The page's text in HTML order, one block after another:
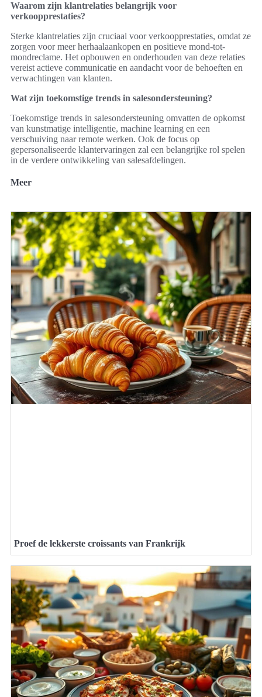
Waarom zijn klantrelaties belangrijk voor
verkoopprestaties?
Sterke klantrelaties zijn cruciaal voor verkoopprestaties, omdat ze
zorgen voor meer herhaalaankopen en positieve mond-tot-
mondreclame. Het opbouwen en onderhouden van deze relaties
vereist actieve communicatie en aandacht voor de behoeften en
verwachtingen van klanten.
Wat zijn toekomstige trends in salesondersteuning?
Toekomstige trends in salesondersteuning omvatten de opkomst
van kunstmatige intelligentie, machine learning en een
verschuiving naar remote werken. Ook de focus op
gepersonaliseerde klantervaringen zal een belangrijke rol spelen
in de verdere ontwikkeling van salesafdelingen.
Meer
Proef de lekkerste croissants van Frankrijk